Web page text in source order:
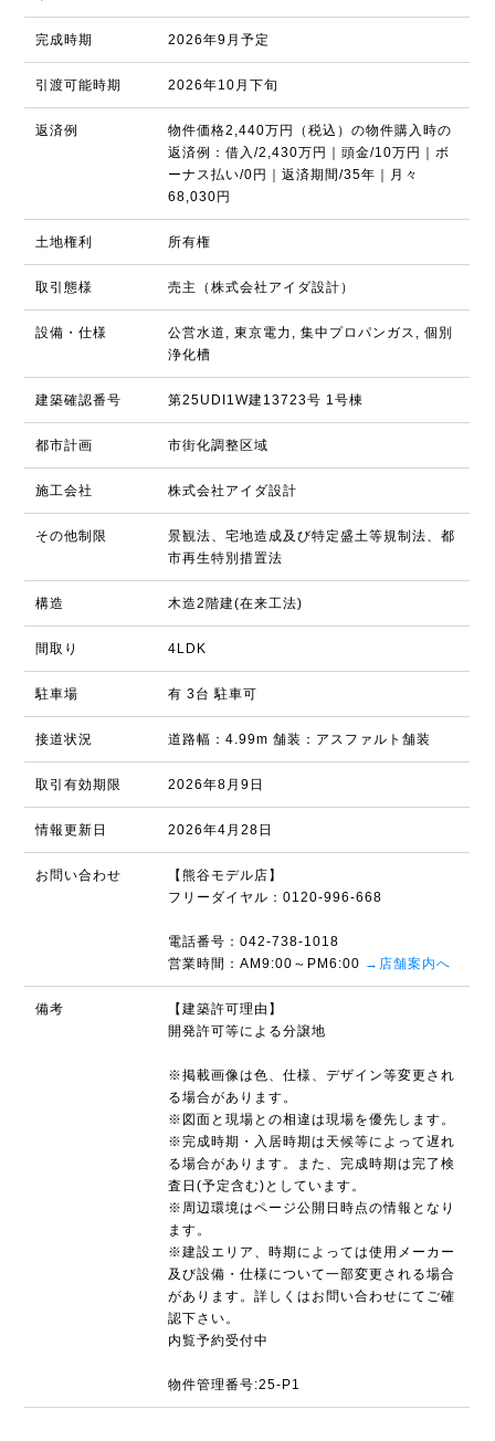
完成時期 2026年9月予定
引渡可能時期 2026年10月下旬
返済例
物件価格2,440万円（税込）の物件購入時の
返済例：借入/2,430万円｜頭金/10万円｜ボ
ーナス払い/0円｜返済期間/35年｜月々
68,030円
土地権利 所有権
取引態様 売主（株式会社アイダ設計）
設備・仕様
公営水道, 東京電力, 集中プロパンガス, 個別
浄化槽
建築確認番号 第25UDI1W建13723号 1号棟
都市計画 市街化調整区域
施工会社 株式会社アイダ設計
その他制限
景観法、宅地造成及び特定盛土等規制法、都
市再生特別措置法
構造 木造2階建(在来工法)
間取り 4LDK
駐車場 有 3台 駐車可
接道状況 道路幅：4.99m 舗装：アスファルト舗装
取引有効期限 2026年8月9日
情報更新日 2026年4月28日
お問い合わせ
【熊谷モデル店】
フリーダイヤル：0120-996-668
電話番号：042-738-1018
営業時間：AM9:00～PM6:00 →店舗案内へ
備考
【建築許可理由】
開発許可等による分譲地
※掲載画像は色、仕様、デザイン等変更され
る場合があります。
※図面と現場との相違は現場を優先します。
※完成時期・入居時期は天候等によって遅れ
る場合があります。また、完成時期は完了検
査日(予定含む)としています。
※周辺環境はページ公開日時点の情報となり
ます。
※建設エリア、時期によっては使用メーカー
及び設備・仕様について一部変更される場合
があります。詳しくはお問い合わせにてご確
認下さい。
内覧予約受付中
物件管理番号:25-P1